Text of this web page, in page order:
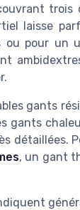
laisse
pour un
gants
gants
détaillées.
, un gant